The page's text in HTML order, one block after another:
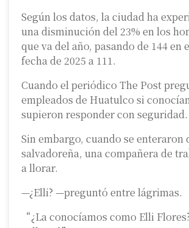
Según los datos, la ciudad ha
una disminución del 23% en los
que va del año, pasando de 144 en
fecha de 2025 a 111.
Cuando el periódico The Post
empleados de Huatulco si
supieron responder con seguridad.
Sin embargo, cuando se enteraron
salvadoreña, una compañera de
a llorar.
—¿Elli? —preguntó entre lágrimas.
“¿La conocíamos como Elli